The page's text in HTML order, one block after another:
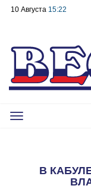
10 Августа 15:22
Toggle
В